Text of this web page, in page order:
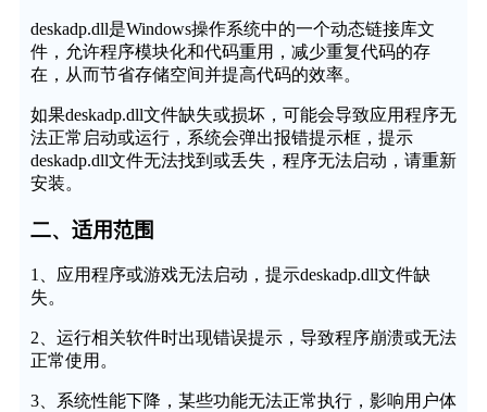
deskadp.dll是Windows操作系统中的一个动态链接库文
件，允许程序模块化和代码重用，减少重复代码的存
在，从而节省存储空间并提高代码的效率。
如果deskadp.dll文件缺失或损坏，可能会导致应用程序无
法正常启动或运行，系统会弹出报错提示框，提示
deskadp.dll文件无法找到或丢失，程序无法启动，请重新
安装。
二、适用范围
1、应用程序或游戏无法启动，提示deskadp.dll文件缺
失。
2、运行相关软件时出现错误提示，导致程序崩溃或无法
正常使用。
3、系统性能下降，某些功能无法正常执行，影响用户体